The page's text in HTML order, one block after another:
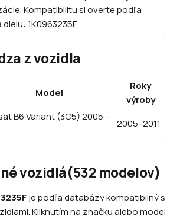
Kompatibilitu si overte podľa
1K0963235F.
z vozidla
Model
Roky
výroby
B6 Variant (3C5) 2005 -
2005–2011
vozidlá(532 modelov)
je podľa databázy kompatibilný s
Kliknutím na značku alebo model